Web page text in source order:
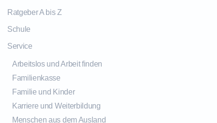
Ratgeber A bis Z
Schule
Service
Arbeitslos und Arbeit finden
Familienkasse
Familie und Kinder
Karriere und Weiterbildung
Menschen aus dem Ausland